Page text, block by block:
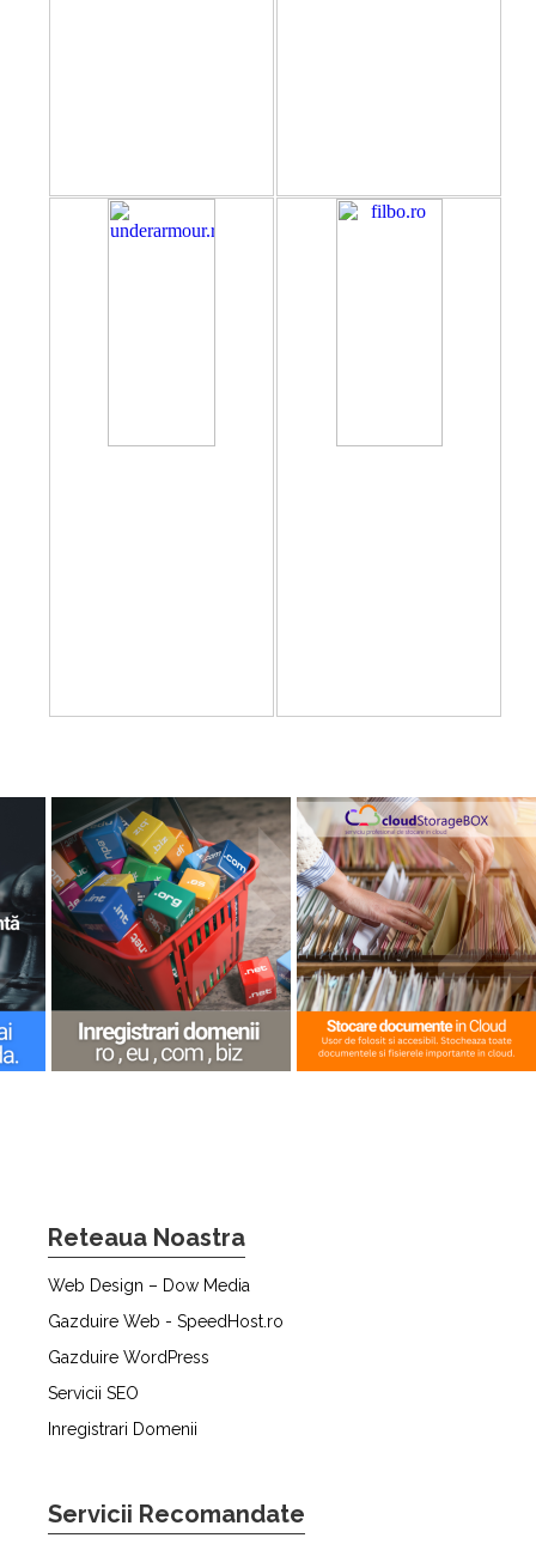
Reteaua Noastra
Web Design – Dow Media
Gazduire Web - SpeedHost.ro
Gazduire WordPress
Servicii SEO
Inregistrari Domenii
Servicii Recomandate